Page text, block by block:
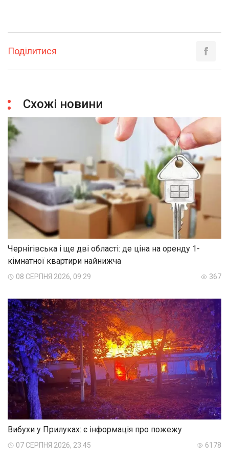
Поділитися
Схожі новини
Чернігівська і ще дві області: де ціна на оренду 1-
кімнатної квартири найнижча
08 СЕРПНЯ 2026, 09:29 367
Вибухи у Прилуках: є інформація про пожежу
07 СЕРПНЯ 2026, 23:45 6178